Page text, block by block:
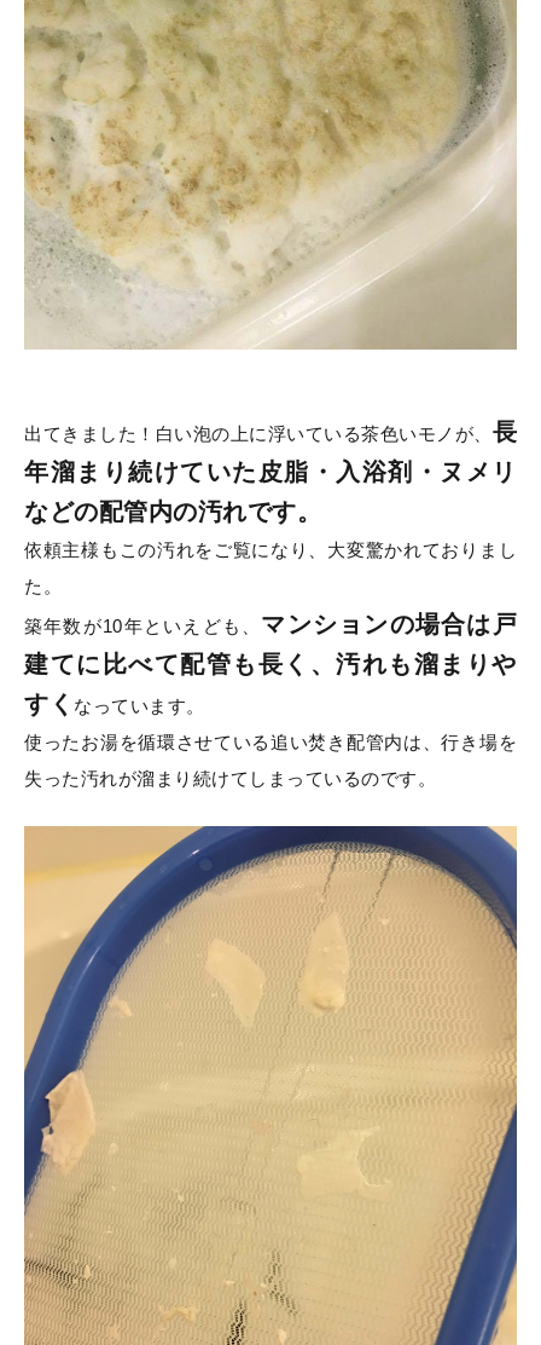
出てきました！白い泡の上に浮いている茶色いモノが、 長
年溜まり続けていた皮脂・入浴剤・ヌメリ
などの配管内の汚れです。
依頼主様もこの汚れをご覧になり、大変驚かれておりまし
た。
築年数が10年といえども、 マンションの場合は戸
建てに比べて配管も長く、汚れも溜まりや
すく なっています。
使ったお湯を循環させている追い焚き配管内は、行き場を
失った汚れが溜まり続けてしまっているのです。